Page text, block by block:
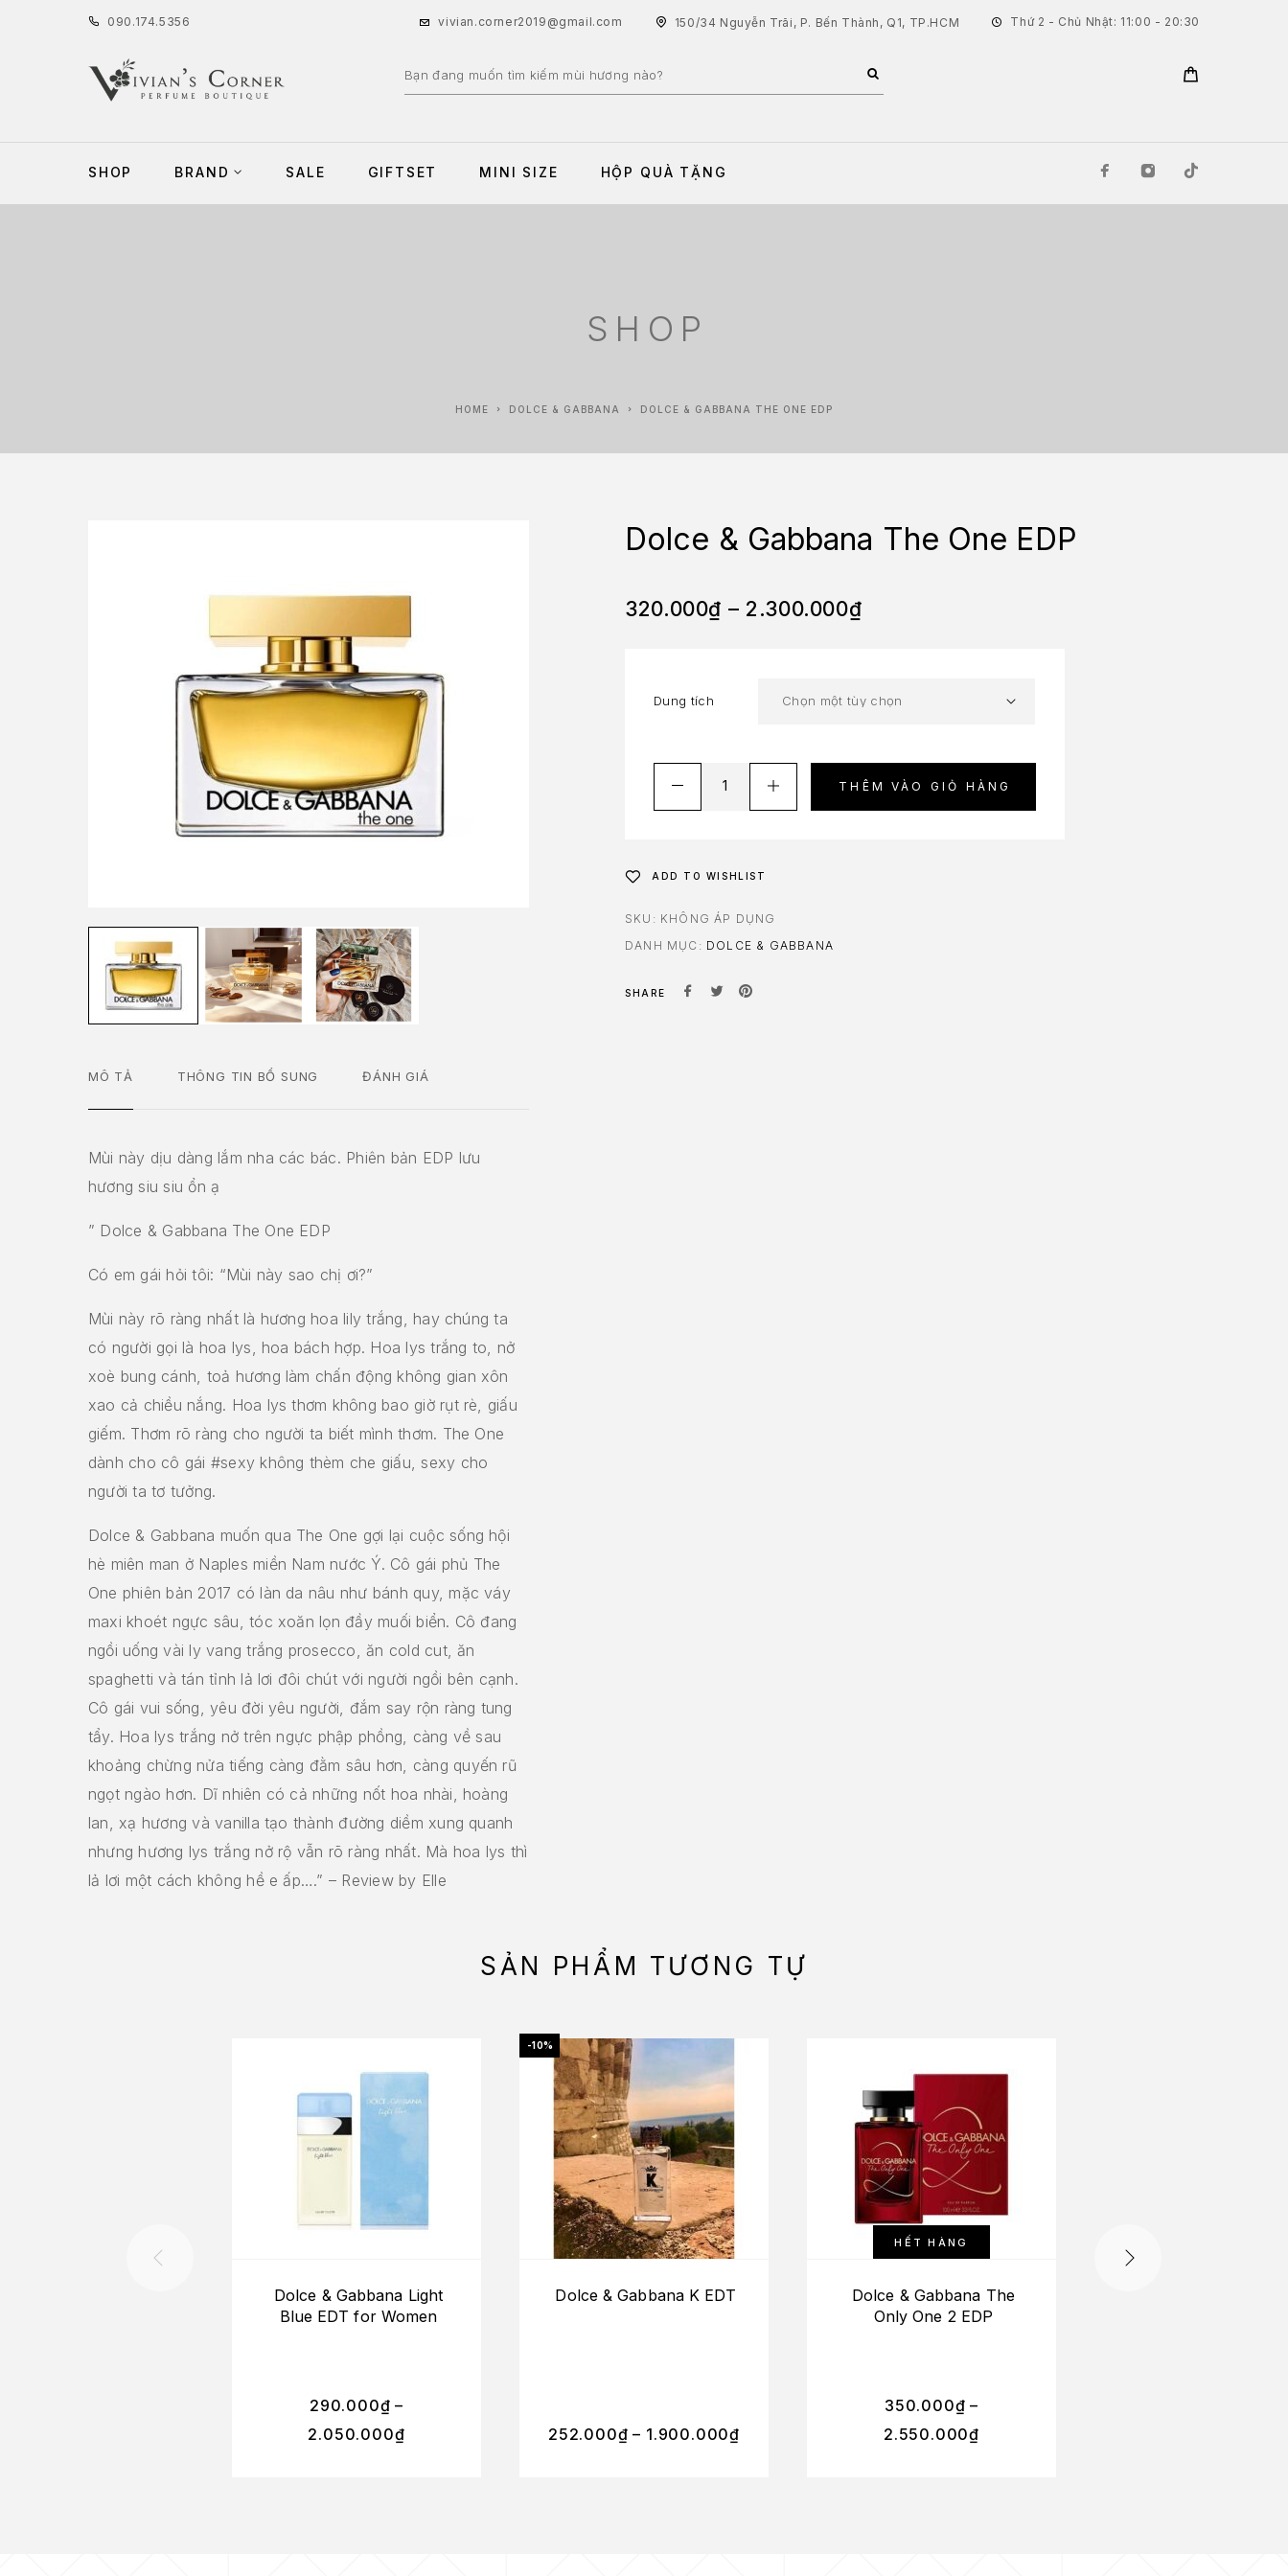
090 .174.5356 vivian.corner2019@gmail.com 150/34 Nguyễn Trãi, P. Bến Thành, Q1, TP.HCM Thứ 2 - Chủ Nhật: 11:00 - 20:30
SHOP BRAND SALE GIFTSET MINI SIZE HỘP QUÀ TẶNG
SHOP
HOME DOLCE & GABBANA DOLCE & GABBANA THE ONE EDP
MÔ TẢ THÔNG TIN BỔ SUNG ĐÁNH GIÁ
Mùi này dịu dàng lắm nha các bác. Phiên bản EDP lưu
hương siu siu ổn ạ
” Dolce & Gabbana The One EDP
Có em gái hỏi tôi: “Mùi này sao chị ơi?”
Mùi này rõ ràng nhất là hương hoa lily trắng, hay chúng ta
có người gọi là hoa lys, hoa bách hợp. Hoa lys trắng to, nở
xoè bung cánh, toả hương làm chấn động không gian xôn
xao cả chiều nắng. Hoa lys thơm không bao giờ rụt rè, giấu
giếm. Thơm rõ ràng cho người ta biết mình thơm. The One
dành cho cô gái #sexy không thèm che giấu, sexy cho
người ta tơ tưởng.
Dolce & Gabbana muốn qua The One gợi lại cuộc sống hội
hè miên man ở Naples miền Nam nước Ý. Cô gái phủ The
One phiên bản 2017 có làn da nâu như bánh quy, mặc váy
maxi khoét ngực sâu, tóc xoăn lọn đầy muối biển. Cô đang
ngồi uống vài ly vang trắng prosecco, ăn cold cut, ăn
spaghetti và tán tỉnh lả lơi đôi chút với người ngồi bên cạnh.
Cô gái vui sống, yêu đời yêu người, đắm say rộn ràng tung
tẩy. Hoa lys trắng nở trên ngực phập phồng, càng về sau
khoảng chừng nửa tiếng càng đằm sâu hơn, càng quyến rũ
ngọt ngào hơn. Dĩ nhiên có cả những nốt hoa nhài, hoàng
lan, xạ hương và vanilla tạo thành đường diềm xung quanh
nhưng hương lys trắng nở rộ vẫn rõ ràng nhất. Mà hoa lys thì
lả lơi một cách không hề e ấp….” – Review by Elle
Dolce & Gabbana The One EDP
320.000₫ – 2.300.000₫
Dung tích
THÊM VÀO GIỎ HÀNG
ADD TO WISHLIST
SKU: KHÔNG ÁP DỤNG
DANH MỤC: DOLCE & GABBANA
SHARE
SẢN PHẨM TƯƠNG TỰ
Dolce & Gabbana Light
Blue EDT for Women
290.000₫ –
2.050.000₫
-10%
Dolce & Gabbana K EDT
252.000₫ – 1.900.000₫
HẾT HÀNG
Dolce & Gabbana The
Only One 2 EDP
350.000₫ –
2.550.000₫